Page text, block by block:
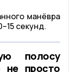
манёвра
секунд.
полосу
просто